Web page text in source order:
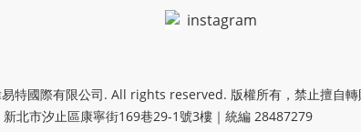
instagram
特國際有限公司. All rights reserved. 版權所有，禁止擅自轉
北市汐止區康寧街169巷29-1號3樓｜統編 28487279